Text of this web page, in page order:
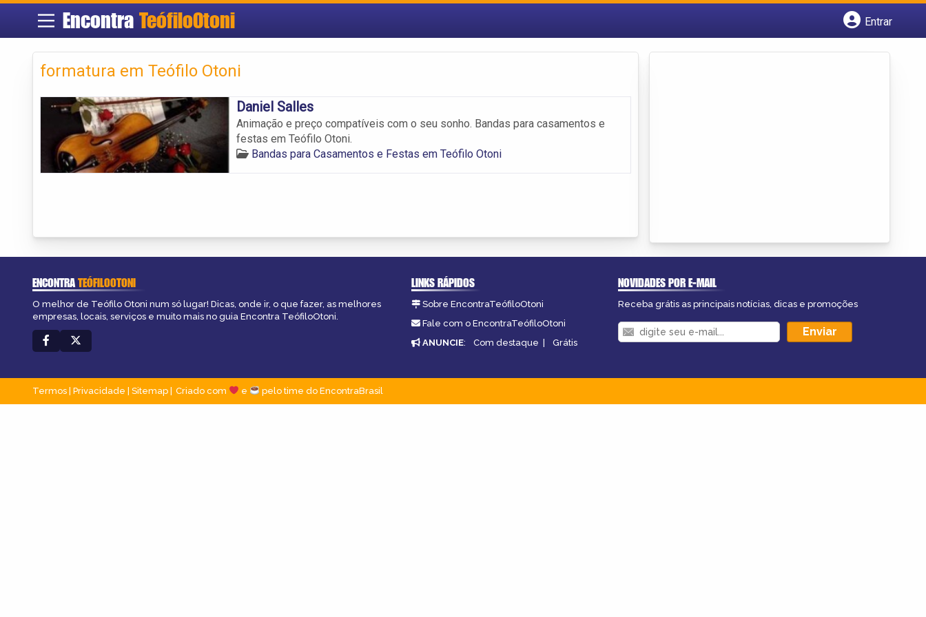
Encontra TeófiloOtoni
Entrar
formatura em Teófilo Otoni
Daniel Salles
Animação e preço compatíveis com o seu sonho. Bandas para casamentos e
festas em Teófilo Otoni.
Bandas para Casamentos e Festas em Teófilo Otoni
ENCONTRATEÓFILOOTONI
O melhor de Teófilo Otoni num só lugar! Dicas, onde ir, o que fazer, as melhores
empresas, locais, serviços e muito mais no guia Encontra TeófiloOtoni.
LINKS RÁPIDOS
Sobre EncontraTeófiloOtoni
Fale com o EncontraTeófiloOtoni
ANUNCIE: Com destaque | Grátis
NOVIDADES POR E-MAIL
Receba grátis as principais notícias, dicas e promoções
Termos Privacidade Sitemap Criado com e pelo time do EncontraBrasil